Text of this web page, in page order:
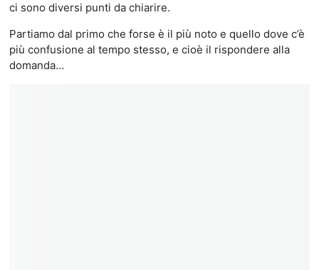
ci sono diversi punti da chiarire.
Partiamo dal primo che forse è il più noto e quello dove c’è
più confusione al tempo stesso, e cioè il rispondere alla
domanda…